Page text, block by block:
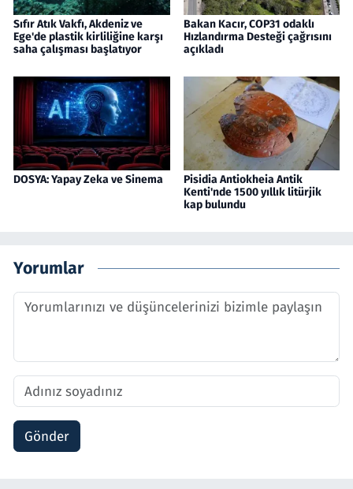
Sıfır Atık Vakfı, Akdeniz ve
Ege'de plastik kirliliğine karşı
saha çalışması başlatıyor
Bakan Kacır, COP31 odaklı
Hızlandırma Desteği çağrısını
açıkladı
DOSYA: Yapay Zeka ve Sinema
Pisidia Antiokheia Antik
Kenti'nde 1500 yıllık litürjik
kap bulundu
Yorumlar
Gönder